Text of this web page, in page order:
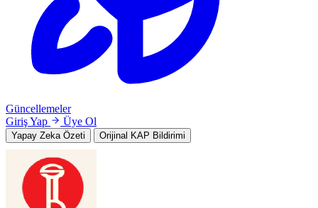
Güncellemeler
Giriş Yap
Üye Ol
Yapay Zeka Özeti Orijinal KAP Bildirimi